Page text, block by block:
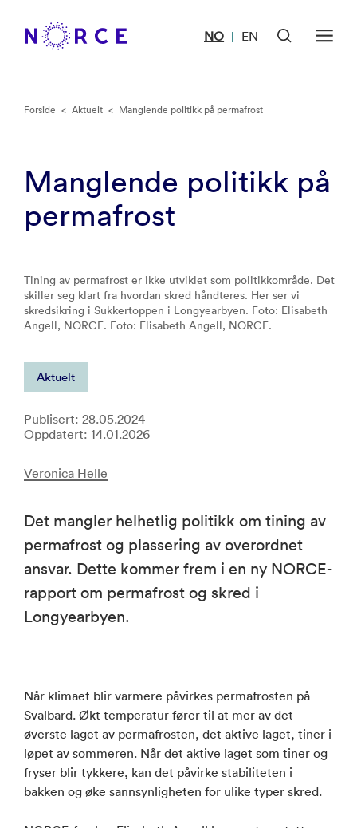
NO | EN
Forside < Aktuelt < Manglende politikk på permafrost
Manglende politikk på
permafrost
Tining av permafrost er ikke utviklet som politikkområde. Det
skiller seg klart fra hvordan skred håndteres. Her ser vi
skredsikring i Sukkertoppen i Longyearbyen. Foto: Elisabeth
Angell, NORCE. Foto: Elisabeth Angell, NORCE.
Aktuelt
Publisert: 28.05.2024
Oppdatert: 14.01.2026
Veronica Helle
Det mangler helhetlig politikk om tining av
permafrost og plassering av overordnet
ansvar. Dette kommer frem i en ny NORCE-
rapport om permafrost og skred i
Longyearbyen.
Når klimaet blir varmere påvirkes permafrosten på
Svalbard. Økt temperatur fører til at mer av det
øverste laget av permafrosten, det aktive laget, tiner i
løpet av sommeren. Når det aktive laget som tiner og
fryser blir tykkere, kan det påvirke stabiliteten i
bakken og øke sannsynligheten for ulike typer skred.